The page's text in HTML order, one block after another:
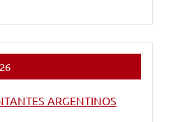
ARGENTINOS